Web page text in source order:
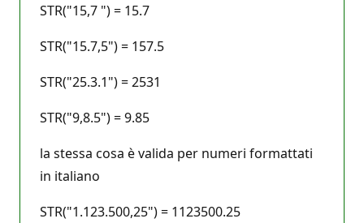
STR("15,7 ") = 15.7
STR("15.7,5") = 157.5
STR("25.3.1") = 2531
STR("9,8.5") = 9.85
la stessa cosa è valida per numeri formattati
in italiano
STR("1.123.500,25") = 1123500.25